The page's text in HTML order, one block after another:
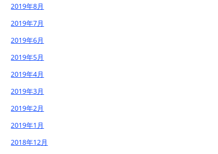
2019年8月
2019年7月
2019年6月
2019年5月
2019年4月
2019年3月
2019年2月
2019年1月
2018年12月